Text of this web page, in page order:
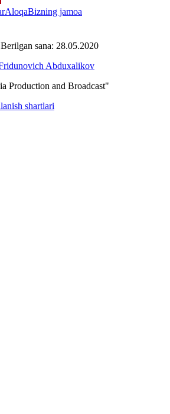
AloqaBizning jamoa
sana: 28.05.2020
Abduxalikov
Production and Broadcast"
shartlari